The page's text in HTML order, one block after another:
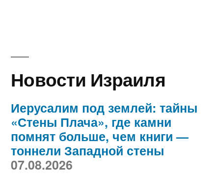
Новости Израиля
Иерусалим под землей: тайны
«Стены Плача», где камни
помнят больше, чем книги —
тоннели Западной стены
07.08.2026